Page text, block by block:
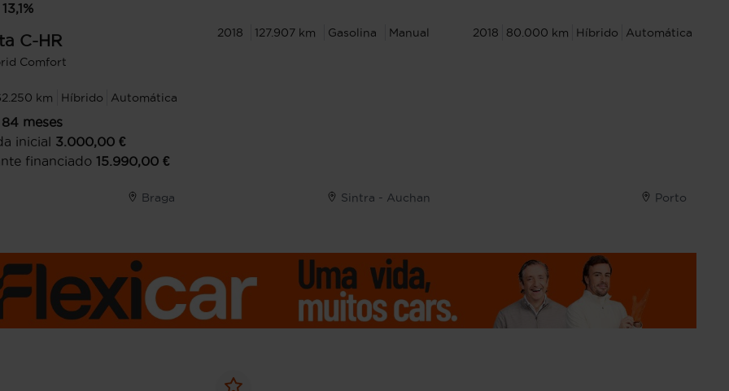
13,1%
C-HR
Comfort
km Híbrido Automática
84 meses
inicial 3.000,00 €
financiado 15.990,00 €
Braga
2018 127.907 km Gasolina Manual
Sintra - Auchan
2018 80.000 km Híbrido Automática
Porto